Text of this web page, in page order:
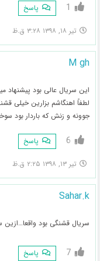
1 پاسخ
تیر ۱۸, ۱۳۹۸ ۳:۲۸ ق.ظ
M gh
این سریال عالی بود پیشنهاد
لطفاً اهنگاشم بزارین خیلی
جوونه و زنش که باردار بود
6 پاسخ
تیر ۱۳, ۱۳۹۸ ۲:۲۵ ق.ظ
Sahar.k
سریال قشنگی بود واقعا…ازین
7 پاسخ